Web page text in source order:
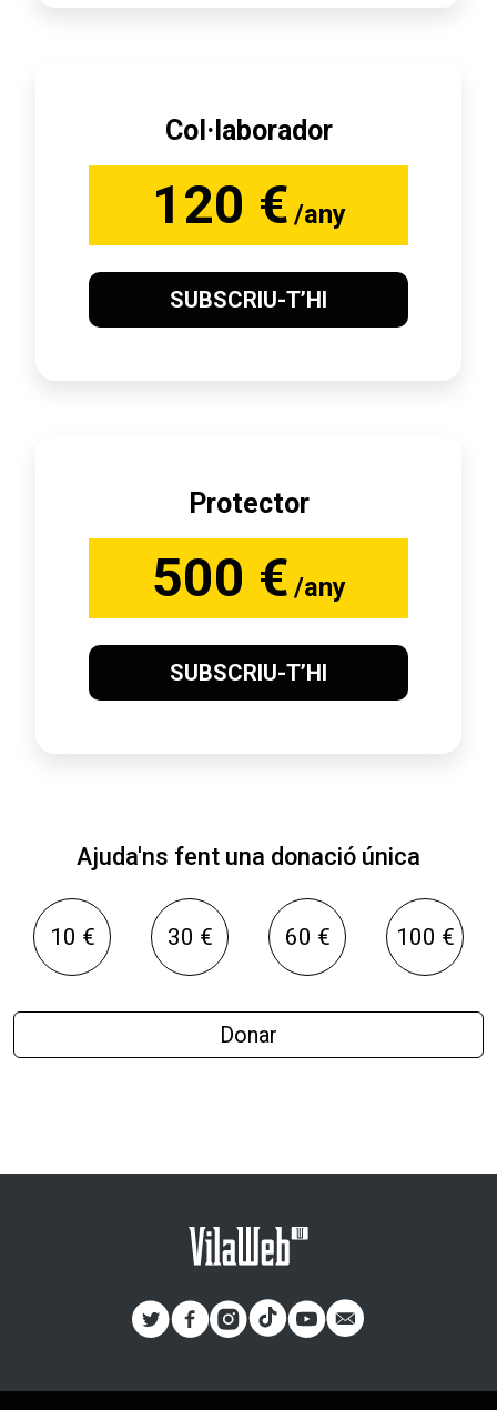
Col·laborador
120 € /any
SUBSCRIU-T’HI
Protector
500 € /any
SUBSCRIU-T’HI
Ajuda'ns fent una donació única
10 € 30 € 60 € 100 €
Donar